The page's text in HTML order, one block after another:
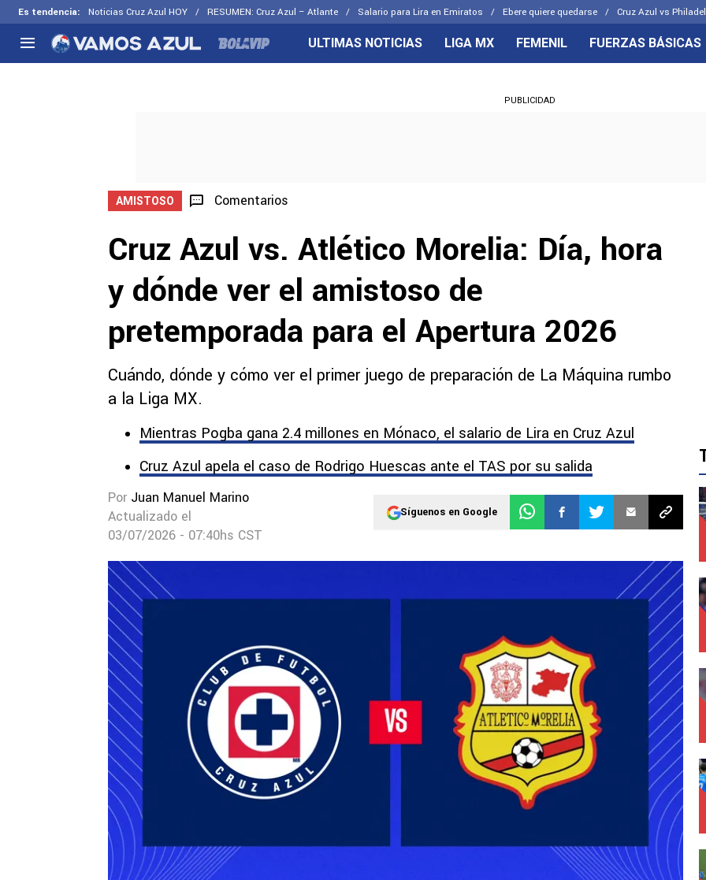
Es tendencia: Noticias Cruz Azul HOY RESUMEN: Cruz Azul – Atlante Salario para Lira en Emiratos Ebere quiere quedarse Cruz Azul vs
Selección Mexicana
CELESTES
ULTIMAS NOTICIAS LIGA MX FEMENIL FUERZAS BÁSICAS
PUBLICIDAD
AMISTOSO Comentarios
Cruz Azul vs. Atlético Morelia: Día, hora
y dónde ver el amistoso de
pretemporada para el Apertura 2026
Cuándo, dónde y cómo ver el primer juego de preparación de La Máquina rumbo
a la Liga MX.
Mientras Pogba gana 2.4 millones en Mónaco, el salario de Lira en Cruz Azul
Cruz Azul apela el caso de Rodrigo Huescas ante el TAS por su salida
Por Juan Manuel Marino
Actualizado el
03/07/2026 - 07:40hs CST
Síguenos en Google